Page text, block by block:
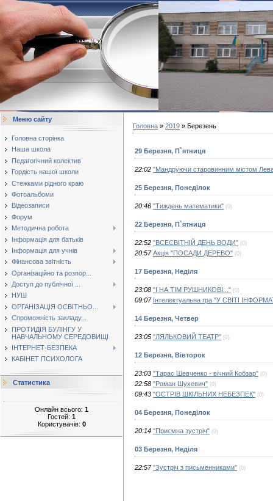
Меню сайту
Головна сторінка
Наша школа
Педагогічний колектив
Гордість нашої школи
Стежками рідного краю
Фотоальбоми
Відеозаписи
Форум
Методична робота
Інформація для батьків
Інформація для учнів
Фінансова звітність
Організаційно та розпор...
Доступ до публічної ...
НУШ
ОРГАНІЗАЦІЯ ОСВІТНЬО...
Спроможність закладу...
ПРОТИДІЯ БУЛІНГУ У
НАВЧАЛЬНОМУ СЕРЕДОВИЩІ
ІНТЕРНЕТ-БЕЗПЕКА
КАБІНЕТ ПСИХОЛОГА
Статистика
Онлайн всього: 1
Гостей: 1
Користувачів: 0
Головна » 2019 » Березень
29 Березня, П`ятниця
22:02 "Мандруючи старовинним містом
25 Березня, Понеділок
20:46 "Тиждень математики" (0)
22 Березня, П`ятниця
22:52 "ВСЕСВІТНІЙ ДЕНЬ ВОДИ" (0)
20:57 Акція "ПОСАДИ ДЕРЕВО" (0)
17 Березня, Неділя
23:08 "І НА ТІМ РУШНИКОВІ..." (0)
09:07 Інтелектуальна гра "У СВІТІ
14 Березня, Четвер
23:05 "ЛЯЛЬКОВИЙ ТЕАТР" (0)
12 Березня, Вівторок
23:03 "Тарас Шевченко - вічний Кобзар" (0)
22:58 "Роман Шухевич" (0)
09:43 "ОСТРІВ ШКІЛЬНИХ НЕБЕЗПЕК" (0)
04 Березня, Понеділок
20:14 "Приємна зустріч" (0)
03 Березня, Неділя
22:57 "Зустріч з письменниками" (0)